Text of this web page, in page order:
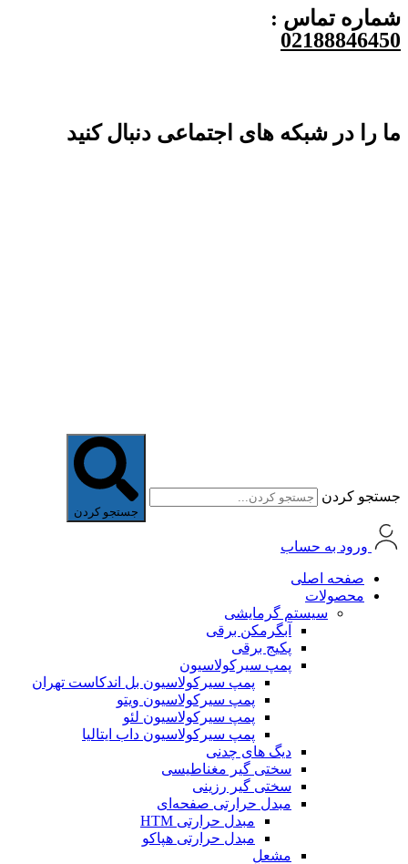
شماره تماس :
02188846450
ما را در شبکه های اجتماعی دنبال کنید
جستجو کردن
جستجو کردن
ورود به حساب
صفحه اصلی
محصولات
سیستم گرمایشی
آبگرمکن برقی
پکیج برقی
پمپ سیرکولاسیون
پمپ سیرکولاسیون بل اندکاست تهران
پمپ سیرکولاسیون ویتو
پمپ سیرکولاسیون لئو
پمپ سیرکولاسیون داب ایتالیا
دیگ های چدنی
سختی گیر مغناطیسی
سختی گیر رزینی
مبدل حرارتی صفحه‌ای
مبدل حرارتی HTM‎
مبدل حرارتی هپاکو
مشعل